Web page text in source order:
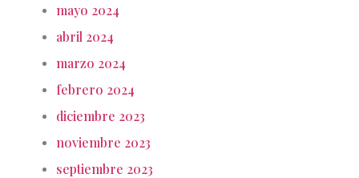
mayo 2024
abril 2024
marzo 2024
febrero 2024
diciembre 2023
noviembre 2023
septiembre 2023